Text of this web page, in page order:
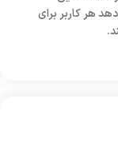
هر کاربر برای